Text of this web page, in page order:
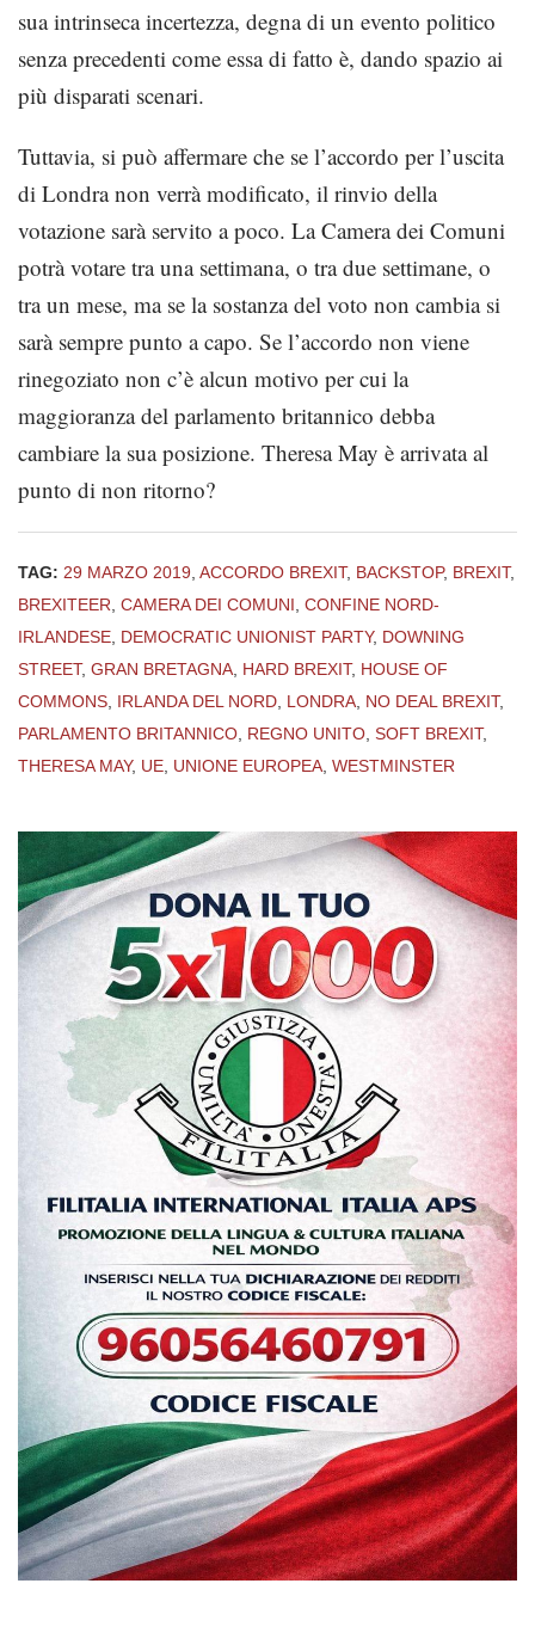
sua intrinseca incertezza, degna di un evento politico
senza precedenti come essa di fatto è, dando spazio ai
più disparati scenari.
Tuttavia, si può affermare che se l’accordo per l’uscita
di Londra non verrà modificato, il rinvio della
votazione sarà servito a poco. La Camera dei Comuni
potrà votare tra una settimana, o tra due settimane, o
tra un mese, ma se la sostanza del voto non cambia si
sarà sempre punto a capo. Se l’accordo non viene
rinegoziato non c’è alcun motivo per cui la
maggioranza del parlamento britannico debba
cambiare la sua posizione. Theresa May è arrivata al
punto di non ritorno?
TAG: 29 MARZO 2019 ACCORDO BREXIT, BACKSTOP, BREXIT,
BREXITEER CAMERA DEI COMUNI CONFINE NORD-
IRLANDESE DEMOCRATIC UNIONIST PARTY, DOWNING
STREET, GRAN BRETAGNA HARD BREXIT, HOUSE OF
COMMONS IRLANDA DEL NORD LONDRA NO DEAL BREXIT,
PARLAMENTO BRITANNICO REGNO UNITO SOFT BREXIT,
THERESA MAY, UE UNIONE EUROPEA WESTMINSTER